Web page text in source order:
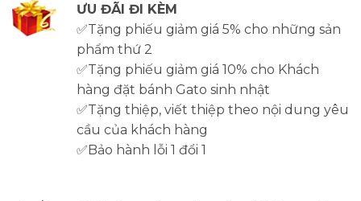
ƯU ĐÃI ĐI KÈM
✅Tặng phiếu giảm giá 5% cho những sản
phẩm thứ 2
✅Tặng phiếu giảm giá 10% cho Khách
hàng đặt bánh Gato sinh nhật
✅Tặng thiệp, viết thiệp theo nội dung yêu
cầu của khách hàng
✅Bảo hành lỗi 1 đổi 1